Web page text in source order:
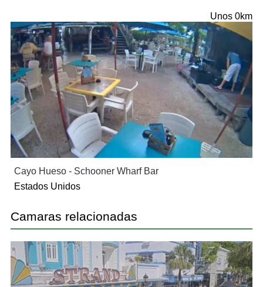
Unos 0km
Cayo Hueso - Schooner Wharf Bar
Estados Unidos
Camaras relacionadas